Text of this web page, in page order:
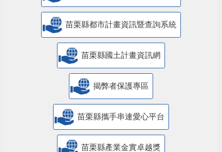
苗栗縣都市計畫資訊暨查詢系統
苗栗縣國土計畫資訊網
揭弊者保護專區
苗栗縣攜手串連愛心平台
苗栗縣產業金實卓越獎